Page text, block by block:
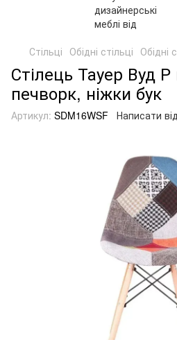
Стільці Обідні стільці Обідні
Стілець Тауер Вуд Р
печворк, ніжки бук
Артикул: SDM16WSF Написати